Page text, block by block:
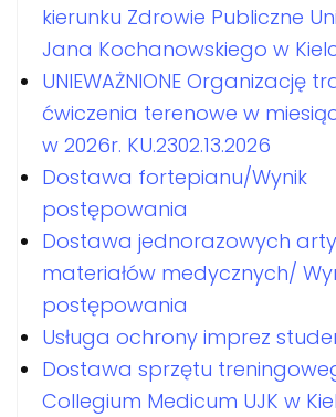
kierunku Zdrowie Publiczne
Jana Kochanowskiego w
UNIEWAŻNIONE Organizację
ćwiczenia terenowe w
w 2026r. KU.2302.13.2026
Dostawa fortepianu/Wynik
postępowania
Dostawa jednorazowych
materiałów medycznych/
postępowania
Usługa ochrony imprez
Dostawa sprzętu
Collegium Medicum UJK w